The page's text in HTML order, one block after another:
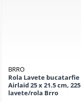
Prize
Sanitare
Sarma constructii
BRRO
Rola Lavete bucatarfie
Airlaid 25 x 21.5 cm, 225
lavete/rola Brro